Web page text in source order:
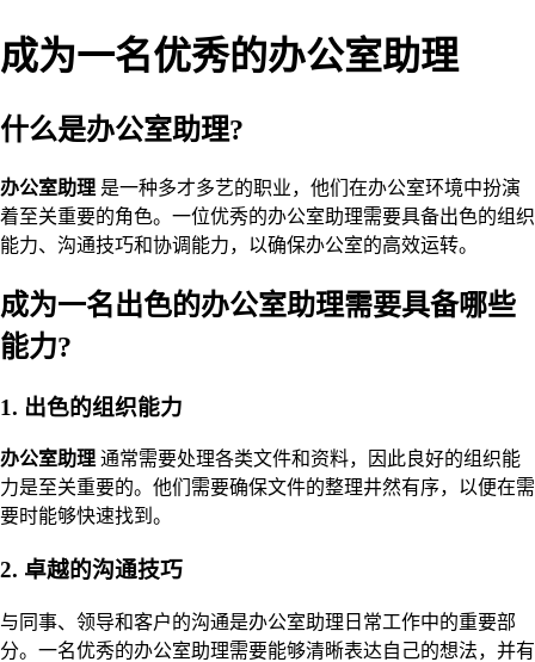
成为一名优秀的办公室助理
什么是办公室助理?
办公室助理 是一种多才多艺的职业，他们在办公室环境中扮演
着至关重要的角色。一位优秀的办公室助理需要具备出色的组织
能力、沟通技巧和协调能力，以确保办公室的高效运转。
成为一名出色的办公室助理需要具备哪些
能力?
1. 出色的组织能力
办公室助理 通常需要处理各类文件和资料，因此良好的组织能
力是至关重要的。他们需要确保文件的整理井然有序，以便在需
要时能够快速找到。
2. 卓越的沟通技巧
与同事、领导和客户的沟通是办公室助理日常工作中的重要部
分。一名优秀的办公室助理需要能够清晰表达自己的想法，并有